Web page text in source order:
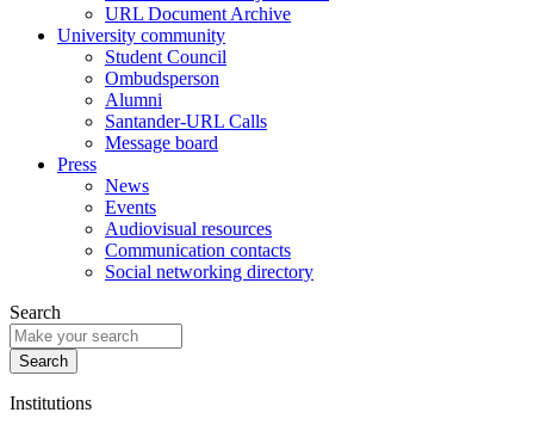
URL Document Archive
University community
Student Council
Ombudsperson
Alumni
Santander-URL Calls
Message board
Press
News
Events
Audiovisual resources
Communication contacts
Social networking directory
Search
Institutions